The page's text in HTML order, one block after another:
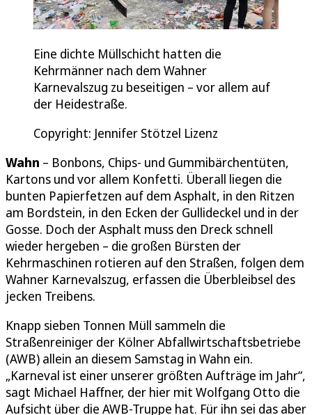
Eine dichte Müllschicht hatten die
Kehrmänner nach dem Wahner
Karnevalszug zu beseitigen – vor allem auf
der Heidestraße.
Copyright: Jennifer Stötzel Lizenz
Wahn – Bonbons, Chips- und Gummibärchentüten,
Kartons und vor allem Konfetti. Überall liegen die
bunten Papierfetzen auf dem Asphalt, in den Ritzen
am Bordstein, in den Ecken der Gullideckel und in der
Gosse. Doch der Asphalt muss den Dreck schnell
wieder hergeben – die großen Bürsten der
Kehrmaschinen rotieren auf den Straßen, folgen dem
Wahner Karnevalszug, erfassen die Überbleibsel des
jecken Treibens.
Knapp sieben Tonnen Müll sammeln die
Straßenreiniger der Kölner Abfallwirtschaftsbetriebe
(AWB) allein an diesem Samstag in Wahn ein.
„Karneval ist einer unserer größten Aufträge im Jahr“,
sagt Michael Haffner, der hier mit Wolfgang Otto die
Aufsicht über die AWB-Truppe hat. Für ihn sei das aber